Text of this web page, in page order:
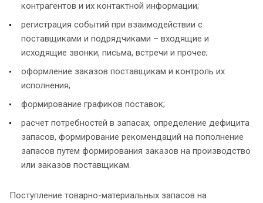
контрагентов и их контактной информации;
регистрация событий при взаимодействии с
поставщиками и подрядчиками – входящие и
исходящие звонки, письма, встречи и прочее;
оформление заказов поставщикам и контроль их
исполнения;
формирование графиков поставок;
расчет потребностей в запасах, определение дефицита
запасов, формирование рекомендаций на пополнение
запасов путем формирования заказов на производство
или заказов поставщикам.
Поступление товарно-материальных запасов на